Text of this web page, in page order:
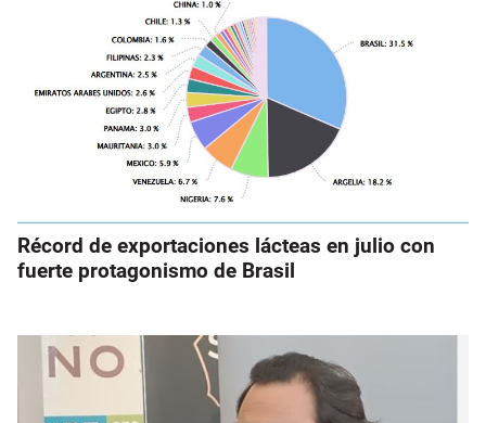
Récord de exportaciones lácteas en julio con
fuerte protagonismo de Brasil